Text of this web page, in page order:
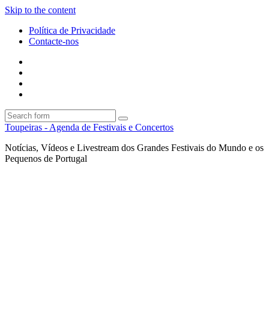
Skip to the content
Política de Privacidade
Contacte-nos
Search
Toupeiras - Agenda de Festivais e Concertos
Notícias, Vídeos e Livestream dos Grandes Festivais do Mundo e os
Pequenos de Portugal